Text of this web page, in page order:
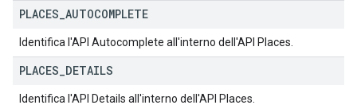
PLACES AUTOCOMPLETE
Identifica l'API Autocomplete all'interno dell'API Places.
PLACES DETAILS
Identifica l'API Details all'interno dell'API Places.